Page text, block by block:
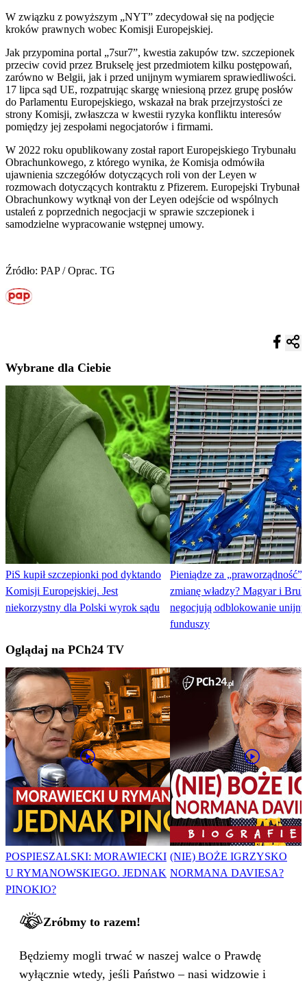
W związku z powyższym „NYT” zdecydował się na podjęcie
kroków prawnych wobec Komisji Europejskiej.
Jak przypomina portal „7sur7”, kwestia zakupów tzw. szczepionek
przeciw covid przez Brukselę jest przedmiotem kilku postępowań,
zarówno w Belgii, jak i przed unijnym wymiarem sprawiedliwości.
17 lipca sąd UE, rozpatrując skargę wniesioną przez grupę posłów
do Parlamentu Europejskiego, wskazał na brak przejrzystości ze
strony Komisji, zwłaszcza w kwestii ryzyka konfliktu interesów
pomiędzy jej zespołami negocjatorów i firmami.
W 2022 roku opublikowany został raport Europejskiego Trybunału
Obrachunkowego, z którego wynika, że Komisja odmówiła
ujawnienia szczegółów dotyczących roli von der Leyen w
rozmowach dotyczących kontraktu z Pfizerem. Europejski Trybunał
Obrachunkowy wytknął von der Leyen odejście od wspólnych
ustaleń z poprzednich negocjacji w sprawie szczepionek i
samodzielne wypracowanie wstępnej umowy.
Źródło: PAP / Oprac. TG
Wybrane dla Ciebie
PiS kupił szczepionki pod dyktando
Komisji Europejskiej. Jest
niekorzystny dla Polski wyrok sądu
Pieniądze za
zmianę władzy? Magyar i
negocjują odblokowanie
funduszy
Oglądaj na PCh24 TV
POSPIESZALSKI: MORAWIECKI
U RYMANOWSKIEGO. JEDNAK
PINOKIO?
(NIE) BOŻE IGRZYSKO
NORMANA DAVIESA?
Zróbmy to razem!
Będziemy mogli trwać w naszej walce o Prawdę
wyłącznie wtedy, jeśli Państwo – nasi widzowie i